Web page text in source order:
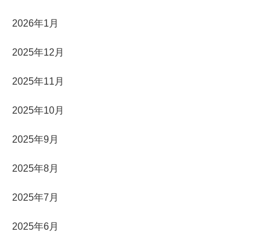
2026年1月
2025年12月
2025年11月
2025年10月
2025年9月
2025年8月
2025年7月
2025年6月